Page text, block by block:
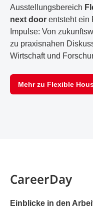
Ausstellungsbereich
next door entsteht ein
Impulse: Von
zu praxisnahen
Wirtschaft und
Mehr zu Flexible
CareerDay
Einblicke in den